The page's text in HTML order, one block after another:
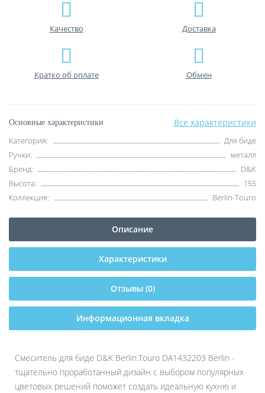
Качество Доставка
Кратко об оплате Обмен
Основные характеристики Все характеристики
Категория:
Для биде
Ручки:
металл
Бренд:
D&K
Высота:
155
Коллекция:
Berlin-Touro
Описание
Характеристики
Отзывы (0)
Информационная вкладка
Смеситель для биде D&K Berlin.Touro DA1432203 Berlin -
тщательно проработанный дизайн с выбором популярных
цветовых решений поможет создать идеальную кухню и